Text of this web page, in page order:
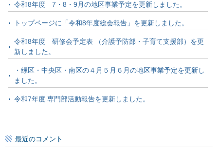
令和8年度 7・8・9月の地区事業予定を更新しました。
トップページに「令和8年度総会報告」を更新しました。
令和8年度 研修会予定表 （介護予防部・子育て支援部）を更
新しました。
・緑区・中央区・南区の４月５月６月の地区事業予定を更新し
ました。
令和7年度 専門部活動報告を更新しました。
最近のコメント